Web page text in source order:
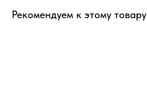
Рекомендуем к этому товару